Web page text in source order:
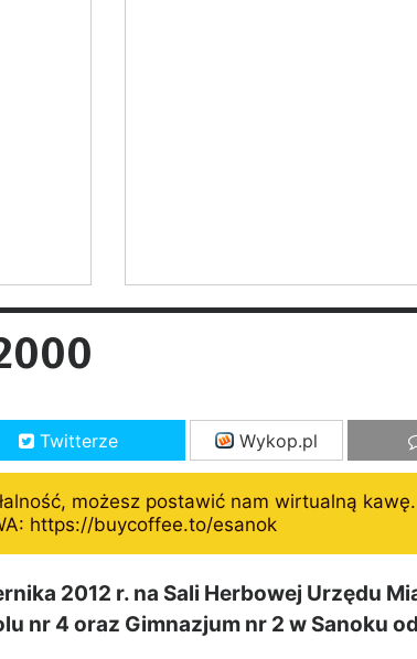
Twitterze Wykop.pl
możesz postawić nam wirtualną kawę.
https://buycoffee.to/esanok
2012 r. na Sali Herbowej Urzędu
nr 4 oraz Gimnazjum nr 2 w Sanoku